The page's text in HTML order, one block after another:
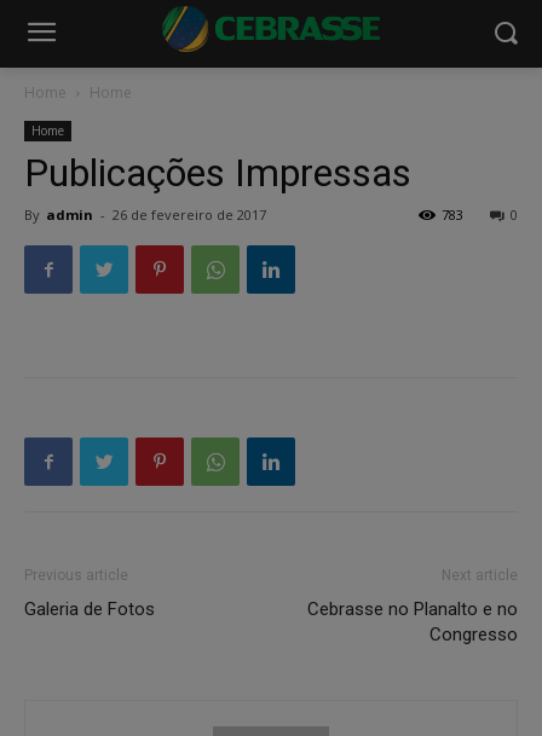
Home Home
Home
Publicações Impressas
By admin - 26 de fevereiro de 2017 0
783
Previous article
Galeria de Fotos
Next article
Cebrasse no Planalto e no
Congresso